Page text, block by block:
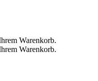
Warenkorb.
Warenkorb.